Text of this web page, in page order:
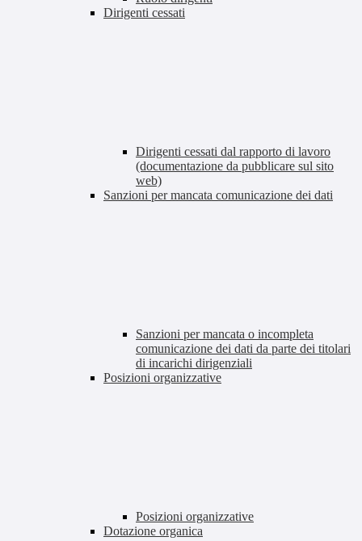
Dirigenti cessati
Dirigenti cessati dal rapporto di lavoro
(documentazione da pubblicare sul sito
web)
Sanzioni per mancata comunicazione dei dati
Sanzioni per mancata o incompleta
comunicazione dei dati da parte dei titolari
di incarichi dirigenziali
Posizioni organizzative
Posizioni organizzative
Dotazione organica